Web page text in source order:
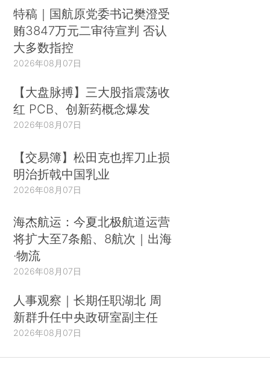
特稿｜国航原党委书记樊澄受
贿3847万元二审待宣判 否认
大多数指控
2026年08月07日
【大盘脉搏】三大股指震荡收
红 PCB、创新药概念爆发
2026年08月07日
【交易簿】松田克也挥刀止损
明治折戟中国乳业
2026年08月07日
海杰航运：今夏北极航道运营
将扩大至7条船、8航次｜出海
·物流
2026年08月07日
人事观察｜长期任职湖北 周
新群升任中央政研室副主任
2026年08月07日